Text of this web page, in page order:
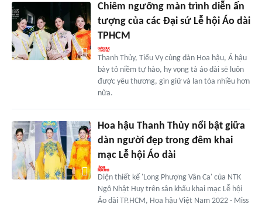
Chiêm ngưỡng màn trình diễn ấn
tượng của các Đại sứ Lễ hội Áo dài
TPHCM
Thanh Thủy, Tiểu Vy cùng dàn Hoa hậu, Á hậu
bày tỏ niềm tự hào, hy vọng tà áo dài sẽ luôn
được yêu thương, gìn giữ và lan tỏa nhiều hơn
nữa.
Hoa hậu Thanh Thủy nổi bật giữa
dàn người đẹp trong đêm khai
mạc Lễ hội Áo dài
Diện thiết kế 'Long Phượng Vân Ca' của NTK
Ngô Nhật Huy trên sân khấu khai mạc Lễ hội
Áo dài TP.HCM, Hoa hậu Việt Nam 2022 - Miss